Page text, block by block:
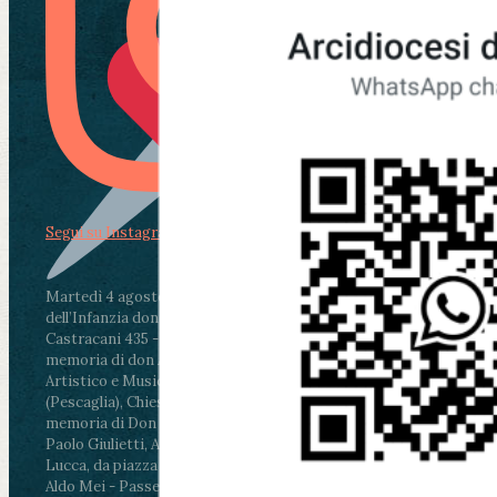
Martedì 4 agosto2026
ore 11:30 - Lucca, Scuola
dell’Infanzia don Aldo Mei - Viale Castruccio
Castracani 435 - Inaugurazione murales in
memoria di don Aldo Mei curato dal Liceo
Artistico e Musicale “Passaglia”
ore 18 - Fiano
(Pescaglia), Chiesa parrocchiale - Messa in
memoria di Don Aldo Mei celebrata da mons.
Paolo Giulietti, Arcivescovo di Lucca
ore 20.30 -
Lucca, da piazza San Michele al Cippo di don
Aldo Mei - Passeggiata della Memoria in alcuni
Segui su Instagram